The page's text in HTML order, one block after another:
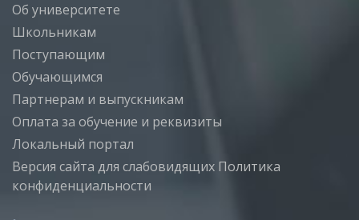
Об университете
Школьникам
Поступающим
Обучающимся
Партнерам и выпускникам
Оплата за обучение и реквизиты
Локальный портал
Версия сайта для слабовидящих Политика
конфиденциальности